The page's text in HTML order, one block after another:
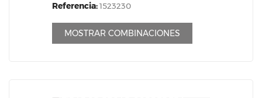
Referencia:1523230
MOSTRAR COMBINACIONES